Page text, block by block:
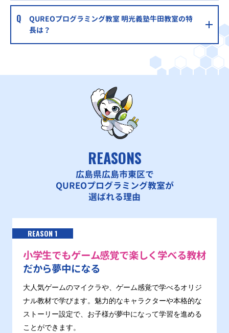
QUREOプログラミング教室 明光義塾牛田教室の特
長は？
REASONS
広島県広島市東区で
QUREOプログラミング教室が
選ばれる理由
REASON 1
小学生でもゲーム感覚で楽しく学べる教材
だから夢中になる
大人気ゲームのマイクラや、ゲーム感覚で学べるオリジ
ナル教材で学びます。魅力的なキャラクターや本格的な
ストーリー設定で、お子様が夢中になって学習を進める
ことができます。